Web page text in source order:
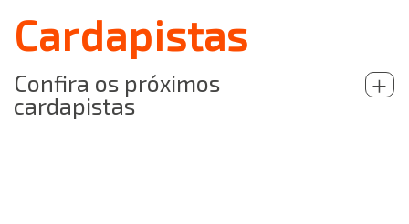
Cardapistas
Confira os próximos
cardapistas
+